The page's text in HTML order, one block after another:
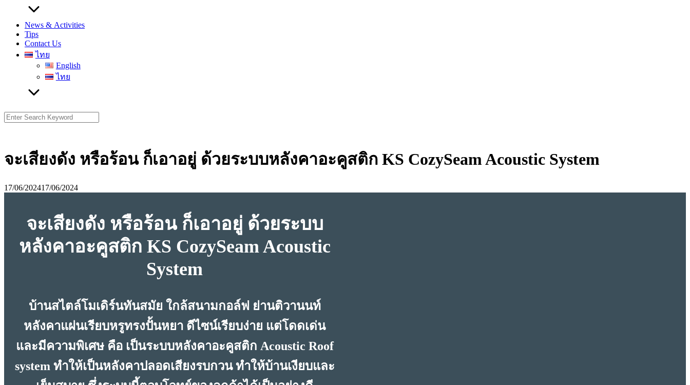
News & Activities
Tips
Contact Us
ไทย
English
ไทย
Search
for:
จะเสียงดัง หรือร้อน ก็เอาอยู่ ด้วยระบบหลังคาอะคูสติก KS CozySeam Acoustic System
17/06/202417/06/2024
จะเสียงดัง หรือร้อน ก็เอาอยู่ ด้วยระบบ
หลังคาอะคูสติก KS CozySeam Acoustic
System
บ้านสไตล์โมเดิร์นทันสมัย ใกล้สนามกอล์ฟ ย่านติวานนท์
หลังคาแผ่นเรียบหรูทรงปั้นหยา ดีไซน์เรียบง่าย แต่โดดเด่น
และมีความพิเศษ คือ เป็นระบบหลังคาอะคูสติก Acoustic Roof
system ทำให้เป็นหลังคาปลอดเสียงรบกวน ทำให้บ้านเงียบและ